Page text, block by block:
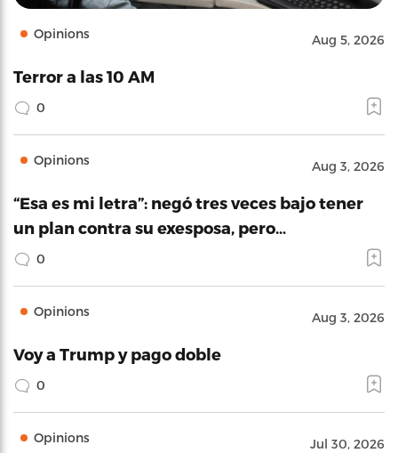
Opinions Aug 5, 2026
Terror a las 10 AM
0
Opinions Aug 3, 2026
“Esa es mi letra”: negó tres veces bajo tener
un plan contra su exesposa, pero…
0
Opinions Aug 3, 2026
Voy a Trump y pago doble
0
Opinions Jul 30, 2026